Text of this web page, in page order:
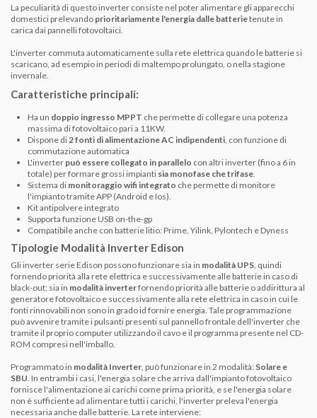
La peculiarità di questo inverter consiste nel poter alimentare gli apparecchi
domestici prelevando prioritariamente l'energia dalle batterietenute in
carica dai pannelli fotovoltaici.
L'inverter commuta automaticamente sulla rete elettrica quando le batterie si
scaricano, ad esempio in periodi di maltempo prolungato, o nella stagione
invernale.
Caratteristiche principali:
Ha un doppio ingresso MPPT che permette di collegare una potenza
massima di fotovoltaico pari a 11KW.
Dispone di 2 fonti di alimentazione AC indipendenti , con funzione di
commutazione automatica
L'inverter può essere collegato in parallelo con altri inverter (fino a 6 in
totale) per formare grossi impianti sia monofase che trifase
Sistema di monitoraggio wifi integrato che permette di monitore
l'impianto tramite APP (Android e Ios).
Kit antipolvere integrato
Supporta funzione USB on-the-gp
Compatibile anche con batterie litio: Prime, Yilink, Pylontech e Dyness
Tipologie Modalità Inverter Edison
Gli inverter serie Edison possono funzionare sia in modalità UPS , quindi
fornendo priorità alla rete elettrica e successivamente alle batterie in caso di
black-out; sia in modalità inverterfornendo priorità alle batterie o addirittura al
generatore fotovoltaico e successivamente alla rete elettrica in caso in cui le
fonti rinnovabili non sono in grado id fornire energia. Tale programmazione
può avvenire tramite i pulsanti presenti sul pannello frontale dell'inverter che
tramite il proprio computer utilizzando il cavo e il programma presente nel CD-
ROM compresi nell'imballo.
Programmato in modalità Inverter , può funzionare in 2 modalità: Solare e
SBU . In entrambi i casi, l'energia solare che arriva dall'impianto fotovoltaico
fornisce l'alimentazione ai carichi come prima priorità, e se l'energia solare
non è sufficiente ad alimentare tutti i carichi, l'inverter preleva l'energia
necessaria anche dalle batterie. La rete interviene: